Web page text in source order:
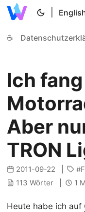
☕
Ich
Aber
TRON
2011-09-22
113 Wörter
1
Heute habe ich auf